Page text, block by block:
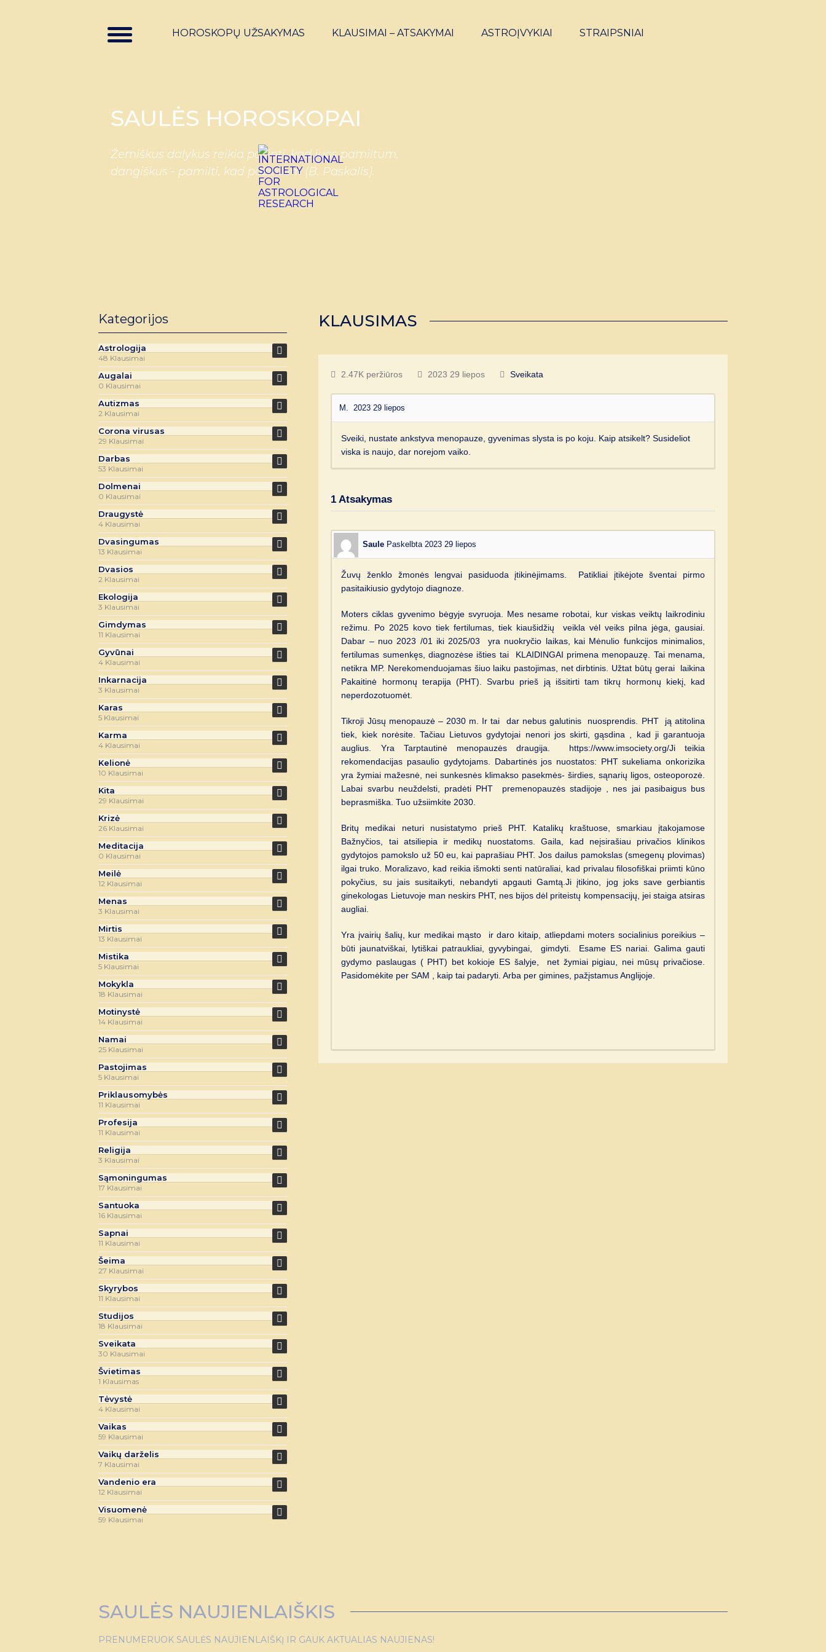
HOROSKOPŲ UŽSAKYMAS KLAUSIMAI – ATSAKYMAI ASTROĮVYKIAI STRAIPSNIAI
SAULĖS HOROSKOPAI
Žemiškus dalykus reikia pažinti, kad juos pamiltum,
dangiškus - pamilti, kad pažintum (B. Paskalis).
KLAUSIMAS
2.47K peržiūros 2023 29 liepos Sveikata
M.2023 29 liepos
Sveiki, nustate ankstyva menopauze, gyvenimas slysta is po koju. Kaip atsikelt? Susideliot
viska is naujo, dar norejom vaiko.
1 Atsakymas
Saule Paskelbta 2023 29 liepos
Žuvų ženklo žmonės lengvai pasiduoda įtikinėjimams. Patikliai įtikėjote šventai pirmo
pasitaikiusio gydytojo diagnoze.
Moters ciklas gyvenimo bėgyje svyruoja. Mes nesame robotai, kur viskas veiktų laikrodiniu
režimu. Po 2025 kovo tiek fertilumas, tiek kiaušidžių veikla vėl veiks pilna jėga, gausiai.
Dabar – nuo 2023 /01 iki 2025/03 yra nuokryčio laikas, kai Mėnulio funkcijos minimalios,
fertilumas sumenkęs, diagnozėse išties tai KLAIDINGAI primena menopauzę. Tai menama,
netikra MP. Nerekomenduojamas šiuo laiku pastojimas, net dirbtinis. Užtat būtų gerai laikina
Pakaitinė hormonų terapija (PHT). Svarbu prieš ją išsitirti tam tikrų hormonų kiekį, kad
neperdozotuomėt.
Tikroji Jūsų menopauzė – 2030 m. Ir tai dar nebus galutinis nuosprendis. PHT ją atitolina
tiek, kiek norėsite. Tačiau Lietuvos gydytojai nenori jos skirti, gąsdina , kad ji garantuoja
auglius. Yra Tarptautinė menopauzės draugija. https://www.imsociety.org/Ji teikia
rekomendacijas pasaulio gydytojams. Dabartinės jos nuostatos: PHT sukeliama onkorizika
yra žymiai mažesnė, nei sunkesnės klimakso pasekmės- širdies, sąnarių ligos, osteoporozė.
Labai svarbu neuždelsti, pradėti PHT premenopauzės stadijoje , nes jai pasibaigus bus
beprasmiška. Tuo užsiimkite 2030.
Britų medikai neturi nusistatymo prieš PHT. Katalikų kraštuose, smarkiau įtakojamose
Bažnyčios, tai atsiliepia ir medikų nuostatoms. Gaila, kad neįsirašiau privačios klinikos
gydytojos pamokslo už 50 eu, kai paprašiau PHT. Jos dailus pamokslas (smegenų plovimas)
ilgai truko. Moralizavo, kad reikia išmokti senti natūraliai, kad privalau filosofiškai priimti kūno
pokyčius, su jais susitaikyti, nebandyti apgauti Gamtą.Ji įtikino, jog joks save gerbiantis
ginekologas Lietuvoje man neskirs PHT, nes bijos dėl priteistų kompensacijų, jei staiga atsiras
augliai.
Yra įvairių šalių, kur medikai mąsto ir daro kitaip, atliepdami moters socialinius poreikius –
būti jaunatviškai, lytiškai patraukliai, gyvybingai, gimdyti. Esame ES nariai. Galima gauti
gydymo paslaugas ( PHT) bet kokioje ES šalyje, net žymiai pigiau, nei mūsų privačiose.
Pasidomėkite per SAM , kaip tai padaryti. Arba per gimines, pažįstamus Anglijoje.
Kategorijos
Astrologija
48 Klausimai
Augalai
0 Klausimai
Autizmas
2 Klausimai
Corona virusas
29 Klausimai
Darbas
53 Klausimai
Dolmenai
0 Klausimai
Draugystė
4 Klausimai
Dvasingumas
13 Klausimai
Dvasios
2 Klausimai
Ekologija
3 Klausimai
Gimdymas
11 Klausimai
Gyvūnai
4 Klausimai
Inkarnacija
3 Klausimai
Karas
5 Klausimai
Karma
4 Klausimai
Kelionė
10 Klausimai
Kita
29 Klausimai
Krizė
26 Klausimai
Meditacija
0 Klausimai
Meilė
12 Klausimai
Menas
3 Klausimai
Mirtis
13 Klausimai
Mistika
5 Klausimai
Mokykla
18 Klausimai
Motinystė
14 Klausimai
Namai
25 Klausimai
Pastojimas
5 Klausimai
Priklausomybės
11 Klausimai
Profesija
11 Klausimai
Religija
3 Klausimai
Sąmoningumas
17 Klausimai
Santuoka
16 Klausimai
Sapnai
11 Klausimai
Šeima
27 Klausimai
Skyrybos
11 Klausimai
Studijos
18 Klausimai
Sveikata
30 Klausimai
Švietimas
1 Klausimas
Tėvystė
4 Klausimai
Vaikas
59 Klausimai
Vaikų darželis
7 Klausimai
Vandenio era
12 Klausimai
Visuomenė
59 Klausimai
SAULĖS NAUJIENLAIŠKIS
PRENUMERUOK SAULĖS NAUJIENLAIŠKĮ IR GAUK AKTUALIAS NAUJIENAS!